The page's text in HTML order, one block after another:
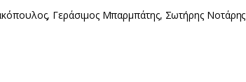
Γεράσιμος Μπαρμπάτης, Σωτήρης Νοτάρης